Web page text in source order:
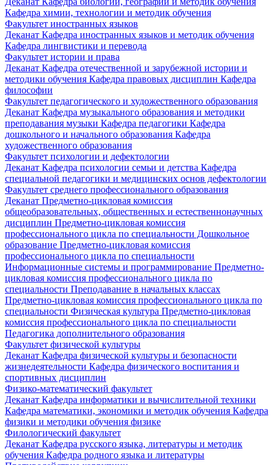
Кафедра химии, технологии и методик обучения
Факультет иностранных языков
Деканат Кафедра иностранных языков и методик обучения
Кафедра лингвистики и перевода
Факультет истории и права
Деканат Кафедра отечественной и зарубежной истории и
методики обучения Кафедра правовых дисциплин Кафедра
философии
Факультет педагогического и художественного образования
Деканат Кафедра музыкального образования и методики
преподавания музыки Кафедра педагогики Кафедра
дошкольного и начального образования Кафедра
художественного образования
Факультет психологии и дефектологии
Деканат Кафедра психологии семьи и детства Кафедра
специальной педагогики и медицинских основ дефектологии
Факультет среднего профессионального образования
Деканат Предметно-цикловая комиссия
общеобразовательных, общественных и естественнонаучных
дисциплин Предметно-цикловая комиссия
профессионального цикла по специальности Дошкольное
образование Предметно-цикловая комиссия
профессионального цикла по специальности
Информационные системы и программирование Предметно-
цикловая комиссия профессионального цикла по
специальности Преподавание в начальных классах
Предметно-цикловая комиссия профессионального цикла по
специальности Физическая культура Предметно-цикловая
комиссия профессионального цикла по специальности
Педагогика дополнительного образования
Факультет физической культуры
Деканат Кафедра физической культуры и безопасности
жизнедеятельности Кафедра физического воспитания и
спортивных дисциплин
Физико-математический факультет
Деканат Кафедра информатики и вычислительной техники
Кафедра математики, экономики и методик обучения Кафедра
физики и методики обучения физике
Филологический факультет
Деканат Кафедра русского языка, литературы и методик
обучения Кафедра родного языка и литературы